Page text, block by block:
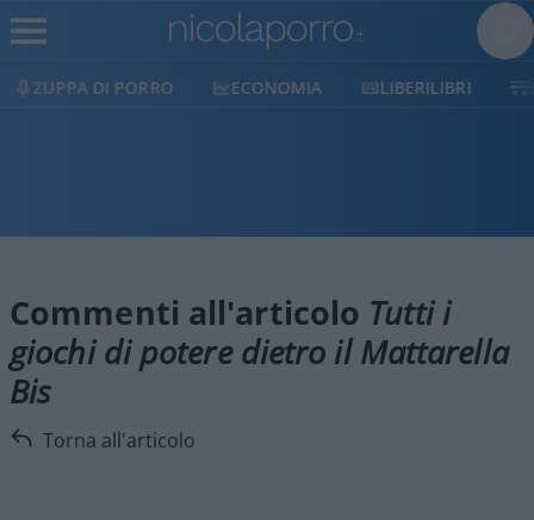
ZUPPA DI PORRO ECONOMIA LIBERILIBRI
Commenti all'articolo Tutti i
giochi di potere dietro il Mattarella
Bis
Torna all'articolo